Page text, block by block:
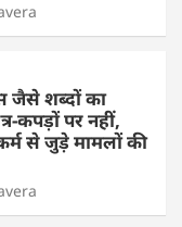
जैसे शब्दों का
कपड़ों पर नहीं,
से जुड़े मामलों की